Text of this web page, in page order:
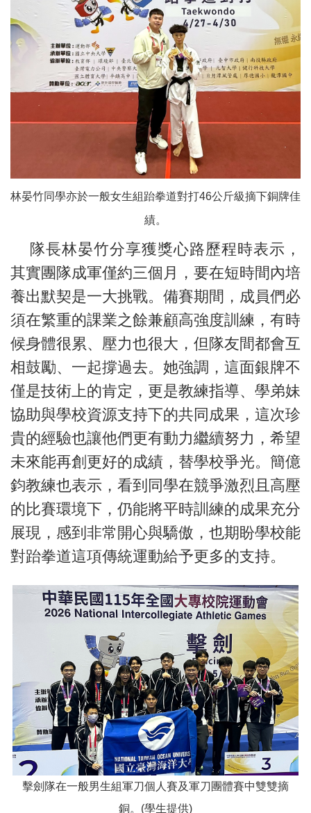
林晏竹同學亦於一般女生組跆拳道對打46公斤級摘下銅牌佳
績。
隊長林晏竹分享獲獎心路歷程時表示，
其實團隊成軍僅約三個月，要在短時間內培
養出默契是一大挑戰。備賽期間，成員們必
須在繁重的課業之餘兼顧高強度訓練，有時
候身體很累、壓力也很大，但隊友間都會互
相鼓勵、一起撐過去。她強調，這面銀牌不
僅是技術上的肯定，更是教練指導、學弟妹
協助與學校資源支持下的共同成果，這次珍
貴的經驗也讓他們更有動力繼續努力，希望
未來能再創更好的成績，替學校爭光。簡億
鈞教練也表示，看到同學在競爭激烈且高壓
的比賽環境下，仍能將平時訓練的成果充分
展現，感到非常開心與驕傲，也期盼學校能
對跆拳道這項傳統運動給予更多的支持。
擊劍隊在一般男生組軍刀個人賽及軍刀團體賽中雙雙摘
銅。(學生提供)